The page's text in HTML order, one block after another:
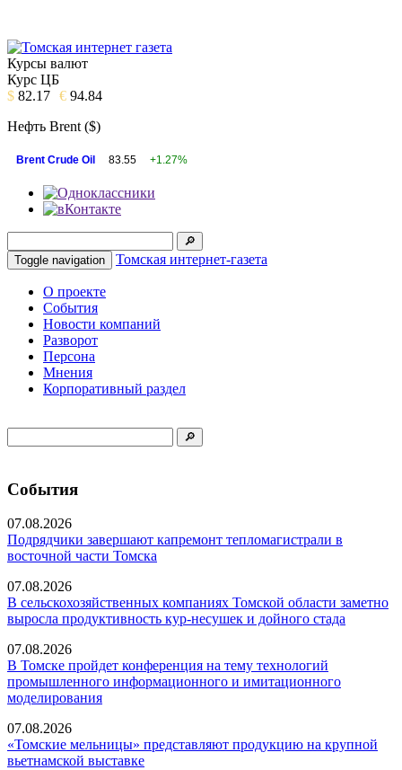
Курсы валют
Курс ЦБ
$ 82.17 € 94.84
Нефть Brent ($)
Brent Crude Oil 83.55 +1.27%
Toggle navigation Томская интернет-газета
О проекте
События
Новости компаний
Разворот
Персона
Мнения
Корпоративный раздел
События
07.08.2026
Подрядчики завершают капремонт тепломагистрали в
восточной части Томска
07.08.2026
В сельскохозяйственных компаниях Томской области заметно
выросла продуктивность кур-несушек и дойного стада
07.08.2026
В Томске пройдет конференция на тему технологий
промышленного информационного и имитационного
моделирования
07.08.2026
«Томские мельницы» представляют продукцию на крупной
вьетнамской выставке